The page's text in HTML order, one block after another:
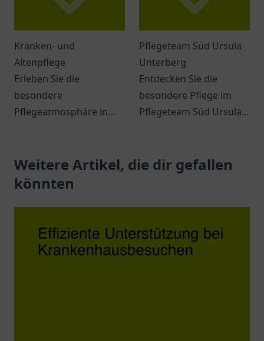
Kranken- und
Altenpflege
Erleben Sie die
besondere
Pflegeatmosphäre in
Kranken- und
Altenpflege für
Pflegeteam Süd Ursula
Unterberg
Entdecken Sie die
besondere Pflege im
Pflegeteam Süd Ursula
Betreuung und
Unterstützung.
Weitere Artikel, die dir gefallen
könnten